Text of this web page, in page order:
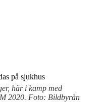
här i kamp med
2020. Foto: Bildbyrån